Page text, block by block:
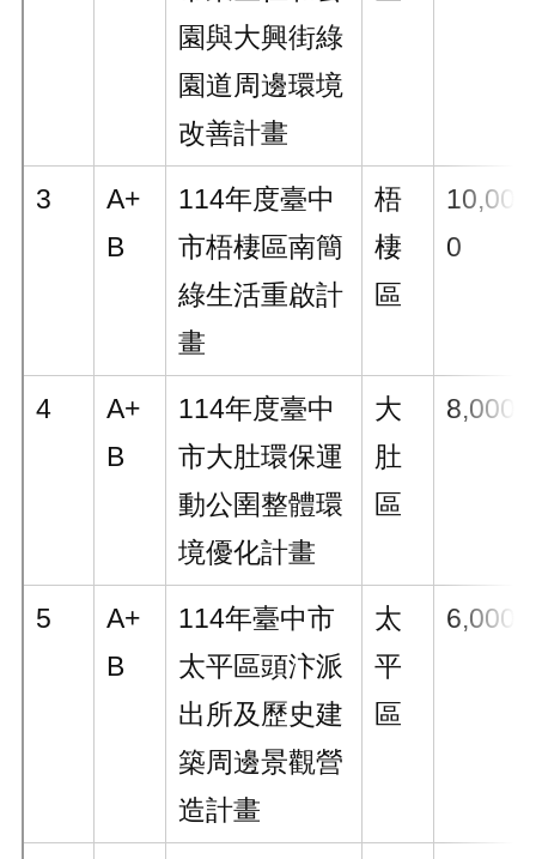
園與大興街綠
園道周邊環境
改善計畫
3
A+
B
114年度臺中
市梧棲區南簡
綠生活重啟計
畫
梧
棲
區
10,00
0
4
A+
B
114年度臺中
市大肚環保運
動公圉整體環
境優化計畫
大
肚
區
8,000
5
A+
B
114年臺中市
太平區頭汴派
出所及歷史建
築周邊景觀營
造計畫
太
平
區
6,000